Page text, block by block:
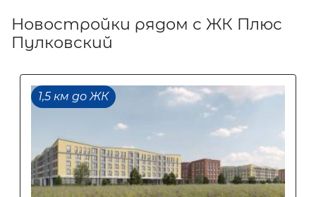
Новостройки рядом с ЖК Плюс
Пулковский
1,5 км до ЖК